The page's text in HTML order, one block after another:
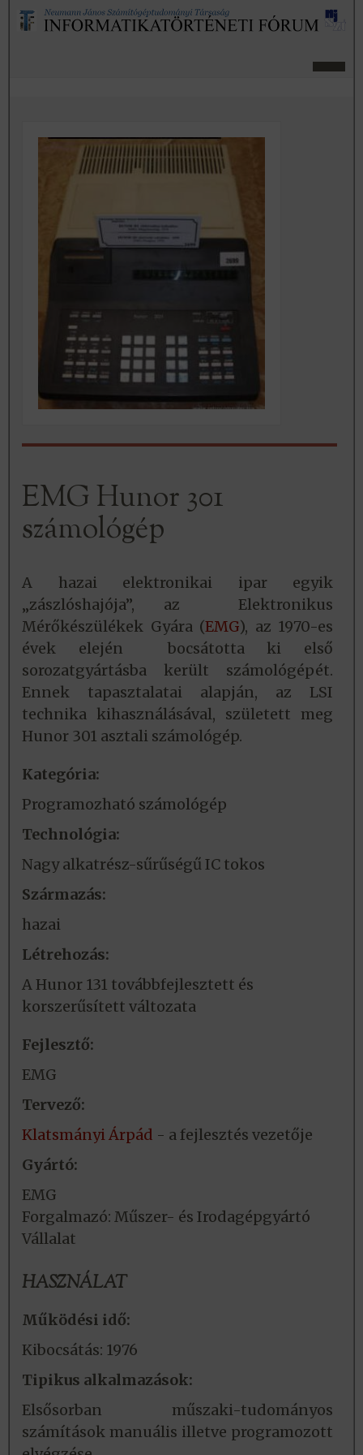
EMG Hunor 301
számológép
A hazai elektronikai ipar egyik
„zászlóshajója”, az Elektronikus
Mérőkészülékek Gyára (EMG), az 1970-es
évek elején bocsátotta ki első
sorozatgyártásba került számológépét.
Ennek tapasztalatai alapján, az LSI
technika kihasználásával, született meg
Hunor 301 asztali számológép.
Kategória:
Programozható számológép
Technológia:
Nagy alkatrész-sűrűségű IC tokos
Származás:
hazai
Létrehozás:
A Hunor 131 továbbfejlesztett és
korszerűsített változata
Fejlesztő:
EMG
Tervező:
Klatsmányi Árpád - a fejlesztés vezetője
Gyártó:
EMG
Forgalmazó: Műszer- és Irodagépgyártó
Vállalat
HASZNÁLAT
Működési idő:
Kibocsátás: 1976
Tipikus alkalmazások:
Elsősorban műszaki-tudományos
számítások manuális illetve programozott